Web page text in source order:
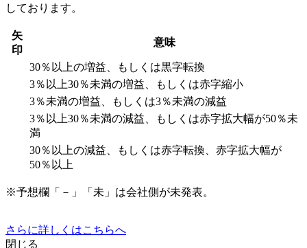
しております。
矢
印
意味
30％以上の増益、もしくは黒字転換
3％以上30％未満の増益、もしくは赤字縮小
3％未満の増益、もしくは3％未満の減益
3％以上30％未満の減益、もしくは赤字拡大幅が50％未
満
30％以上の減益、もしくは赤字転換、赤字拡大幅が
50％以上
※予想欄「－」「未」は会社側が未発表。
さらに詳しくはこちらへ
閉じる